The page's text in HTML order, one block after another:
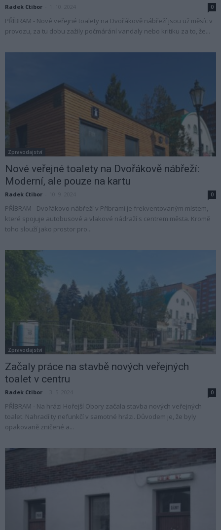
Radek Ctibor 0
PŘÍBRAM - Nové veřejné toalety na Dvořákově nábřeží jsou už měsíc v
provozu, za tu dobu zažily počmárání vandaly nebo kritiku za to, že...
Zpravodajství
Nové veřejné toalety na Dvořákově nábřeží:
Moderní, ale pouze na kartu
Radek Ctibor 0
PŘÍBRAM - Dvořákovo nábřeží v Příbrami je frekventovaným místem,
které spojuje autobusové a vlakové nádraží s centrem města. Kromě
toho slouží jako prostor pro...
Zpravodajství
Začaly práce na stavbě nových veřejných
toalet v centru
Radek Ctibor 0
PŘÍBRAM - Na hrázi Hořejší Obory začala stavba nových veřejných
toalet. Nahradí ty nefunkčí v samotné hrázi. Důvodem je, že byly
opakovaně zničené a...